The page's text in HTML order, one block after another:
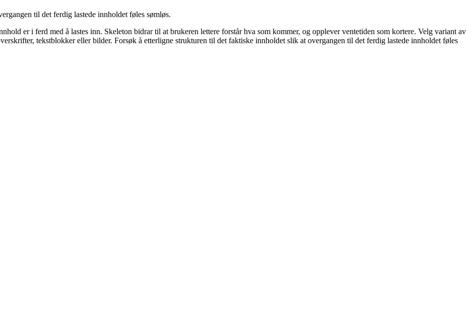
til det ferdig lastede innholdet føles sømløs.
er i ferd med å lastes inn. Skeleton bidrar til at brukeren lettere forstår hva som kommer, og opplever ventetiden som kortere. Velg variant av
tekstblokker eller bilder. Forsøk å etterligne strukturen til det faktiske innholdet slik at overgangen til det ferdig lastede innholdet føles